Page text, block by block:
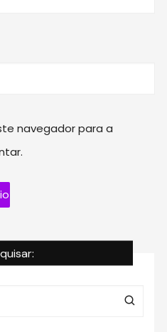
navegador para a